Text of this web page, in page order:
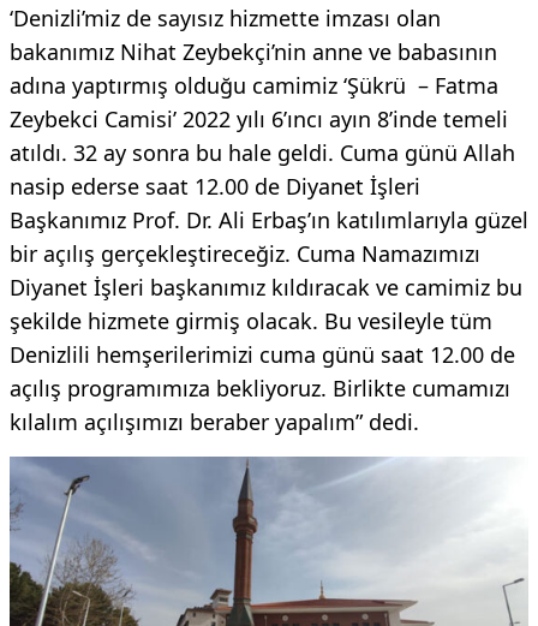
‘Denizli’miz de sayısız hizmette imzası olan
bakanımız Nihat Zeybekçi’nin anne ve babasının
adına yaptırmış olduğu camimiz ‘Şükrü – Fatma
Zeybekci Camisi’ 2022 yılı 6’ıncı ayın 8’inde temeli
atıldı. 32 ay sonra bu hale geldi. Cuma günü Allah
nasip ederse saat 12.00 de Diyanet İşleri
Başkanımız Prof. Dr. Ali Erbaş’ın katılımlarıyla güzel
bir açılış gerçekleştireceğiz. Cuma Namazımızı
Diyanet İşleri başkanımız kıldıracak ve camimiz bu
şekilde hizmete girmiş olacak. Bu vesileyle tüm
Denizlili hemşerilerimizi cuma günü saat 12.00 de
açılış programımıza bekliyoruz. Birlikte cumamızı
kılalım açılışımızı beraber yapalım” dedi.